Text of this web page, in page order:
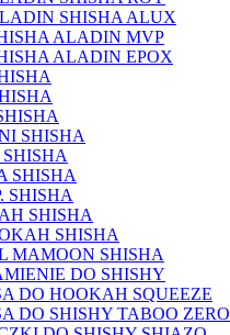
SHISHA ALUX
ALADIN MVP
ALADIN EPOX
SHISHA
SHISHA
SHISHA
SHISHA
SHISHA
MAMOON SHISHA
DO SHISHY
DO HOOKAH SQUEEZE
DO SHISHY TABOO ZERO